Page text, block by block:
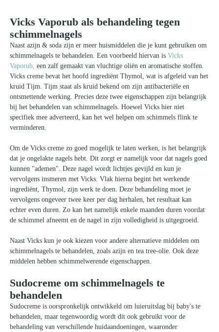
Vicks Vaporub als behandeling tegen
schimmelnagels
Naast azijn & soda zijn er meer huismiddelen die je kunt gebruiken om
schimmelnagels te behandelen. Een voorbeeld hiervan is Vicks
Vaporub, een zalf gemaakt van vluchtige oliën en aromatische stoffen.
Vicks creme bevat het hoofd ingrediënt Thymol, wat is afgeleid van het
kruid Tijm. Tijm staat als kruid bekend om zijn antibacteriële en
ontsmettende werking. Precies deze twee eigenschappen zijn belangrijk
bij het behandelen van schimmelnagels. Hoewel Vicks hier niet
specifiek mee adverteerd, kan het wel helpen om schimmels flink te
verminderen.
Om de Vicks creme zo goed mogelijk te laten werken, is het belangrijk
dat je ongelakte nagels hebt. Dit zorgt er namelijk voor dat nagels goed
kunnen "ademen". Deze nagel wordt lichtjes gevijld en kun je
vervolgens insmeren met Vicks. Vlak hierna begint het werkende
ingrediënt, Thymol, zijn werk te doen. Deze behandeling moet je
vervolgens ongeveer twee keer per dag herhalen, het resultaat kan
echter even duren. Zo kan het namelijk enkele maanden duren voordat
de schimmel afneemt en de nagel in zijn volledigheid is uitgegroeid.
Naast Vicks kun je ook kiezen voor andere alternatieve middelen om
schimmelnagels te behandelen, zoals azijn en tea tree-olie. Ook deze
middelen hebben schimmelwerende eigenschappen.
Sudocreme om schimmelnagels te
behandelen
Sudocreme is oorspronkelijk ontwikkeld om luieruitslag bij baby's te
behandelen, maar tegenwoordig wordt dit ook gebruikt voor de
behandeling van verschillende huidaandoeningen, waaronder